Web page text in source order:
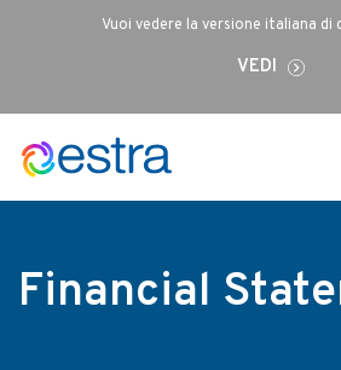
Vuoi vedere la versione italiana di
VEDI
Financial